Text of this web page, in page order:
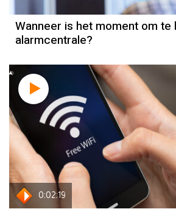
Wanneer is het moment om te
alarmcentrale?
0:02:19